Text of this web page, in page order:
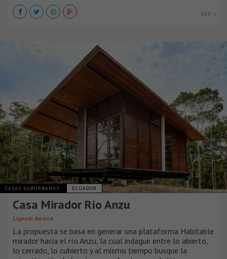
VER +
CASAS SUBURBANAS ECUADOR
Casa Mirador Río Anzu
Lignum Awana
La propuesta se basa en generar una plataforma Habitable
mirador hacia el río Anzu, la cual indague entre lo abierto,
lo cerrado, lo cubierto y al mismo tiempo busque la